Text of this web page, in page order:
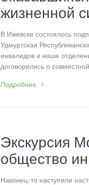
жизненной
В Ижевске состоялось
Удмуртская
инвалидов и наше
договорились о
Подробнее
Экскурсия
общество
Наконец-то наступили